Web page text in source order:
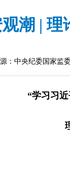
潮 |
：中央纪委国家监
“学习习